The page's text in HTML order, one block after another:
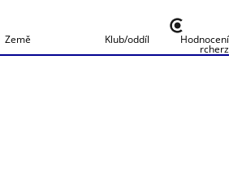
Země Klub/oddíl Hodnocení
rcherz